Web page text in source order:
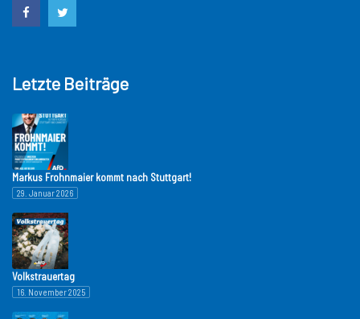
Letzte Beiträge
Markus Frohnmaier kommt nach Stuttgart!
29. Januar 2026
Volkstrauertag
16. November 2025